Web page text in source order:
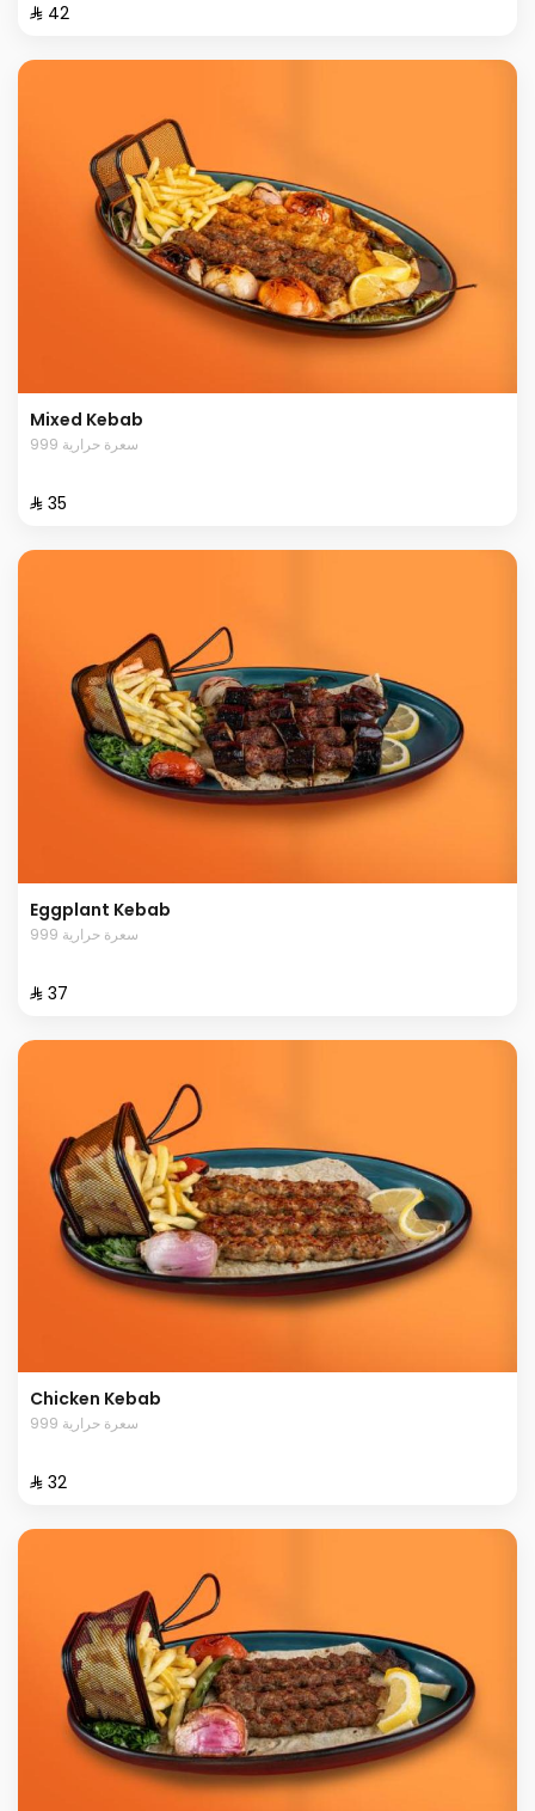
⁨⁦‪‬ 42⁩
Mixed Kebab
999 سعرة حرارية
⁨⁦‪‬ 35⁩
Eggplant Kebab
999 سعرة حرارية
⁨⁦‪‬ 37⁩
Chicken Kebab
999 سعرة حرارية
⁨⁦‪‬ 32⁩